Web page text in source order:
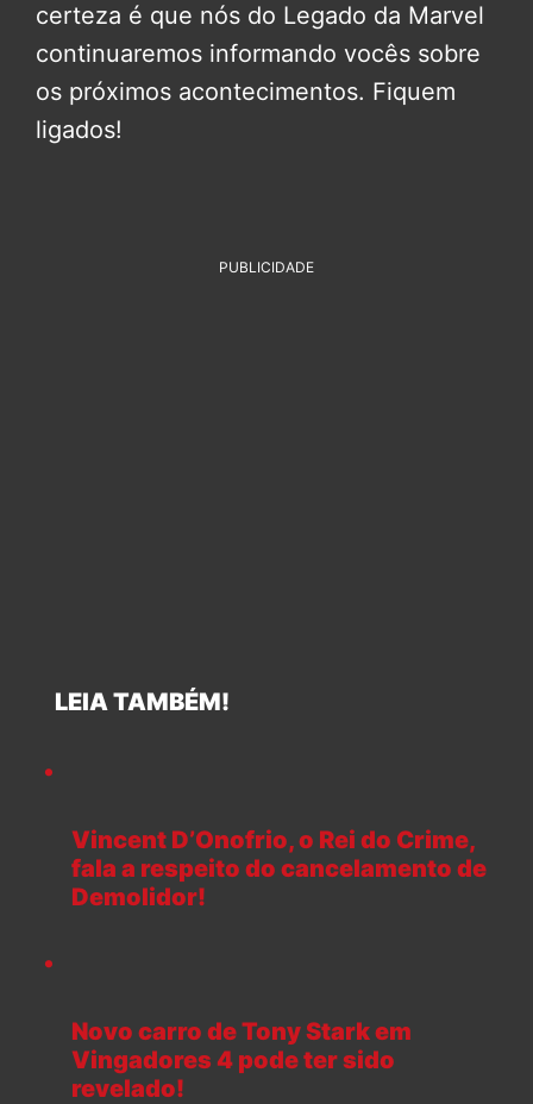
certeza é que nós do Legado da Marvel
continuaremos informando vocês sobre
os próximos acontecimentos. Fiquem
ligados!
PUBLICIDADE
LEIA TAMBÉM!
Vincent D’Onofrio, o Rei do Crime,
fala a respeito do cancelamento de
Demolidor!
Novo carro de Tony Stark em
Vingadores 4 pode ter sido
revelado!